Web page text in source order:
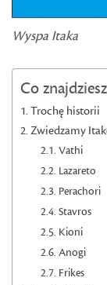
Wyspa Itaka
Co
Trochę historii
Zwiedzamy
Vathi
Lazareto
Perachori
Stavros
Kioni
Anogi
Frikes